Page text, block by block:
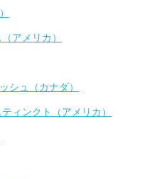
アメリカ）
シュ（カナダ）
ィンクト（アメリカ）